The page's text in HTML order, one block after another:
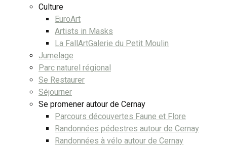
Culture
EuroArt
Artists in Masks
La FallArtGalerie du Petit Moulin
Jumelage
Parc naturel régional
Se Restaurer
Séjourner
Se promener autour de Cernay
Parcours découvertes Faune et Flore
Randonnées pédestres autour de Cernay
Randonnées à vélo autour de Cernay